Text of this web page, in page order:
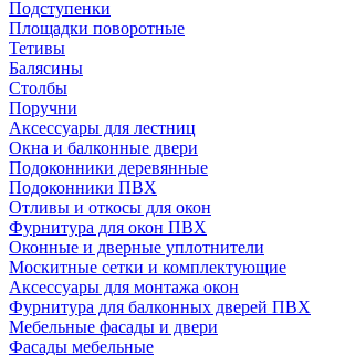
Подступенки
Площадки поворотные
Тетивы
Балясины
Столбы
Поручни
Аксессуары для лестниц
Окна и балконные двери
Подоконники деревянные
Подоконники ПВХ
Отливы и откосы для окон
Фурнитура для окон ПВХ
Оконные и дверные уплотнители
Москитные сетки и комплектующие
Аксессуары для монтажа окон
Фурнитура для балконных дверей ПВХ
Мебельные фасады и двери
Фасады мебельные